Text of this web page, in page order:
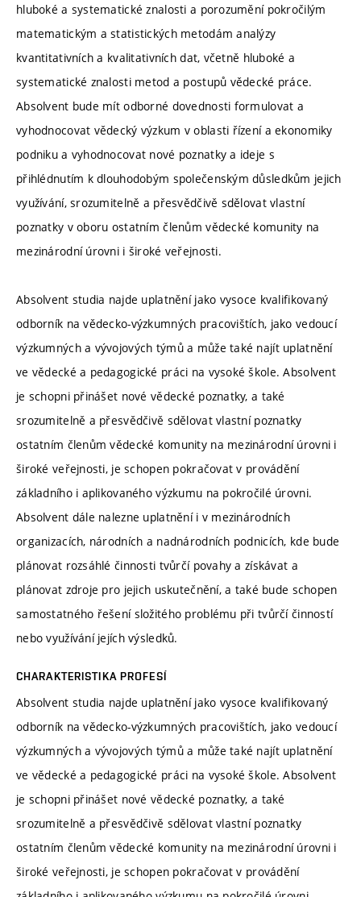
hluboké a systematické znalosti a porozumění pokročilým
matematickým a statistických metodám analýzy
kvantitativních a kvalitativních dat, včetně hluboké a
systematické znalosti metod a postupů vědecké práce.
Absolvent bude mít odborné dovednosti formulovat a
vyhodnocovat vědecký výzkum v oblasti řízení a ekonomiky
podniku a vyhodnocovat nové poznatky a ideje s
přihlédnutím k dlouhodobým společenským důsledkům jejich
využívání, srozumitelně a přesvědčivě sdělovat vlastní
poznatky v oboru ostatním členům vědecké komunity na
mezinárodní úrovni i široké veřejnosti.
Absolvent studia najde uplatnění jako vysoce kvalifikovaný
odborník na vědecko-výzkumných pracovištích, jako vedoucí
výzkumných a vývojových týmů a může také najít uplatnění
ve vědecké a pedagogické práci na vysoké škole. Absolvent
je schopni přinášet nové vědecké poznatky, a také
srozumitelně a přesvědčivě sdělovat vlastní poznatky
ostatním členům vědecké komunity na mezinárodní úrovni i
široké veřejnosti, je schopen pokračovat v provádění
základního i aplikovaného výzkumu na pokročilé úrovni.
Absolvent dále nalezne uplatnění i v mezinárodních
organizacích, národních a nadnárodních podnicích, kde bude
plánovat rozsáhlé činnosti tvůrčí povahy a získávat a
plánovat zdroje pro jejich uskutečnění, a také bude schopen
samostatného řešení složitého problému při tvůrčí činností
nebo využívání jejích výsledků.
CHARAKTERISTIKA PROFESÍ
Absolvent studia najde uplatnění jako vysoce kvalifikovaný
odborník na vědecko-výzkumných pracovištích, jako vedoucí
výzkumných a vývojových týmů a může také najít uplatnění
ve vědecké a pedagogické práci na vysoké škole. Absolvent
je schopni přinášet nové vědecké poznatky, a také
srozumitelně a přesvědčivě sdělovat vlastní poznatky
ostatním členům vědecké komunity na mezinárodní úrovni i
široké veřejnosti, je schopen pokračovat v provádění